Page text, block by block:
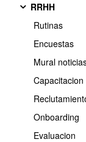
RRHH
Rutinas
Encuestas
Mural
Capacitacion
Onboarding
Evaluacion
En la plantilla
el contenido que
Contamos con un